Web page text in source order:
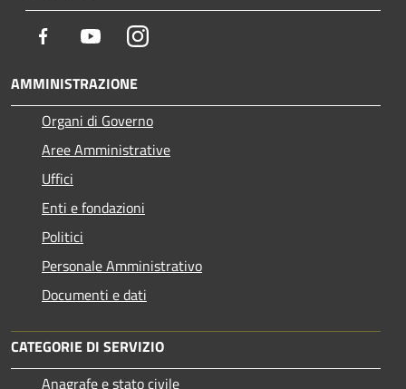
Facebook YoutubeInstagram
AMMINISTRAZIONE
Organi di Governo
Aree Amministrative
Uffici
Enti e fondazioni
Politici
Personale Amministrativo
Documenti e dati
CATEGORIE DI SERVIZIO
Anagrafe e stato civile